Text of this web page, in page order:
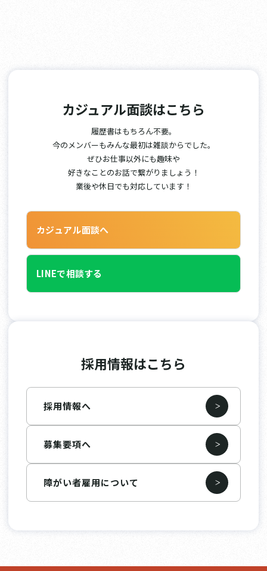
カジュアル面談はこちら
履歴書はもちろん不要。
今のメンバーもみんな最初は雑談からでした。
ぜひお仕事以外にも趣味や
好きなことのお話で繋がりましょう！
業後や休日でも対応しています！
カジュアル面談へ
LINEで相談する
採用情報はこちら
採用情報へ
募集要項へ
障がい者雇用について